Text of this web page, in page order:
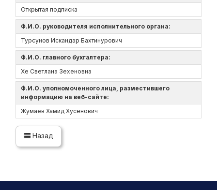
Открытая подписка
Ф.И.О. руководителя исполнительного органа:
Турсунов Искандар Бахтинурович
Ф.И.О. главного бухгалтера:
Хе Светлана Зехеновна
Ф.И.О. уполномоченного лица, разместившего
информацию на веб-сайте:
Жумаев Хамид Хусенович
Назад